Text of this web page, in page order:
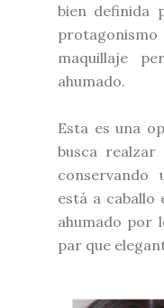
bien definida
maquillaje
ahumado.
Esta es una
busca
conservando
está a caballo
ahumado por
par que